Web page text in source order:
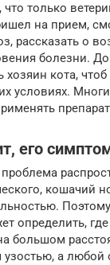
только
на прием,
рассказать о
болезни.
хозяин кота,
условиях.
его
кошачий
определить, где
большом
а любой